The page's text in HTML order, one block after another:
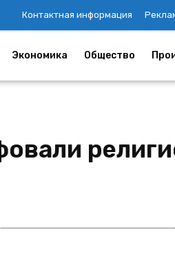
Контактная информация
Экономика Общество